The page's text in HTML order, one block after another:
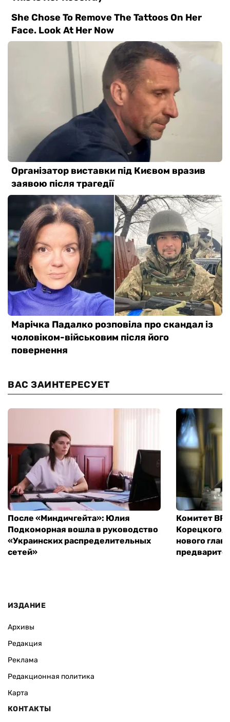
ВАС ЗАИНТЕРЕСУЕТ
После «Миндичгейта»: Юлия
Подкоморная вошла в руководство
«Украинских распределительных
сетей»
Комитет ВР
Корецкого,
нового
ИЗДАНИЕ
Архивы
Редакция
Реклама
Редакционная политика
Карта
КОНТАКТЫ